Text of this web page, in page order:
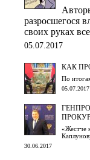
разросшегося
своих руках
05.07.2017
КАК
По
05.07.2017
«Жестче
30.06.2017